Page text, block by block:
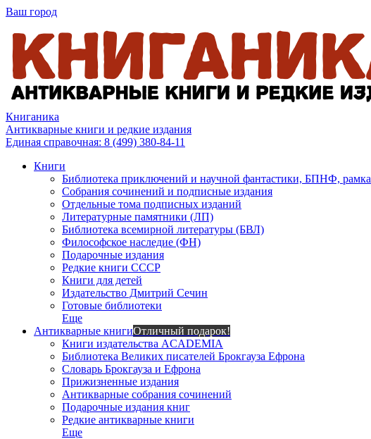
Ваш город
Книганика
Антикварные книги и редкие издания
Единая справочная: 8 (499) 380-84-11
Книги
Библиотека приключений и научной фантастики, БПНФ, рамка
Собрания сочинений и подписные издания
Отдельные тома подписных изданий
Литературные памятники (ЛП)
Библиотека всемирной литературы (БВЛ)
Философское наследие (ФН)
Подарочные издания
Редкие книги СССР
Книги для детей
Издательство Дмитрий Сечин
Готовые библиотеки
Еще
Антикварные книгиОтличный подарок!
Книги издательства ACADEMIA
Библиотека Великих писателей Брокгауза Ефрона
Словарь Брокгауза и Ефрона
Прижизненные издания
Антикварные собрания сочинений
Подарочные издания книг
Редкие антикварные книги
Еще